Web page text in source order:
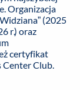
Organizacja
(2025
r.) oraz
certyfikat
Center Club.